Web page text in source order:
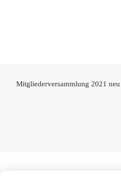
Mitgliederversammlung 2021